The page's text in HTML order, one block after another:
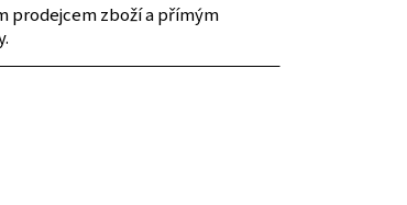
prodejcem zboží a přímým